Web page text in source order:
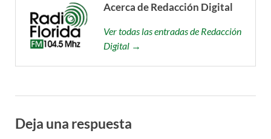
Acerca de Redacción Digital
Ver todas las entradas de Redacción
Digital →
Deja una respuesta